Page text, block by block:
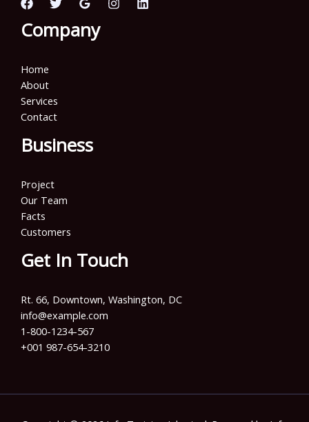
Company
Home
About
Services
Contact
Business
Project
Our Team
Facts
Customers
Get In Touch
Rt. 66, Downtown, Washington, DC
info@example.com​
1-800-1234-567
+001 987-654-3210